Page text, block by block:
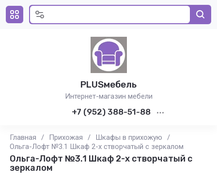
PLUSмебель
Интернет-магазин мебели
+7 (952) 388-51-88
Главная / Прихожая / Шкафы в прихожую
/
Ольга-Лофт №3.1 Шкаф 2-х створчатый с зеркалом
Ольга-Лофт №3.1 Шкаф 2-х створчатый с
зеркалом